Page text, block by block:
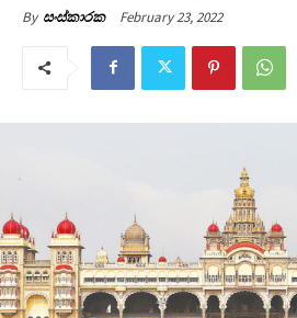
By සංස්කාරක February 23, 2022